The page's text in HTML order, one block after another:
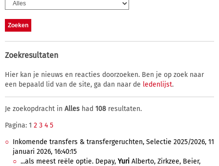
Zoekresultaten
Hier kan je nieuws en reacties doorzoeken. Ben je op zoek naar
een bepaald lid van de site, ga dan naar de ledenlijst.
Je zoekopdracht in Alles had 108 resultaten.
Pagina: 1 2 3 4 5
Inkomende transfers & transfergeruchten, Selectie 2025/2026, 11
januari 2026, 16:40:15
...als meest reële optie. Depay, Yuri Alberto, Zirkzee, Beier,